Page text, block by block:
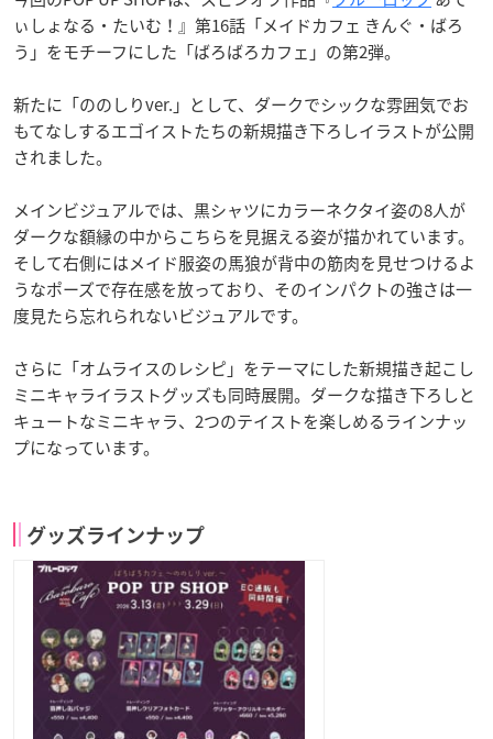
ぃしょなる・たいむ！』第16話「メイドカフェ きんぐ・ばろ
う」をモチーフにした「ばろばろカフェ」の第2弾。
新たに「ののしりver.」として、ダークでシックな雰囲気でお
もてなしするエゴイストたちの新規描き下ろしイラストが公開
されました。
メインビジュアルでは、黒シャツにカラーネクタイ姿の8人が
ダークな額縁の中からこちらを見据える姿が描かれています。
そして右側にはメイド服姿の馬狼が背中の筋肉を見せつけるよ
うなポーズで存在感を放っており、そのインパクトの強さは一
度見たら忘れられないビジュアルです。
さらに「オムライスのレシピ」をテーマにした新規描き起こし
ミニキャライラストグッズも同時展開。ダークな描き下ろしと
キュートなミニキャラ、2つのテイストを楽しめるラインナッ
プになっています。
グッズラインナップ